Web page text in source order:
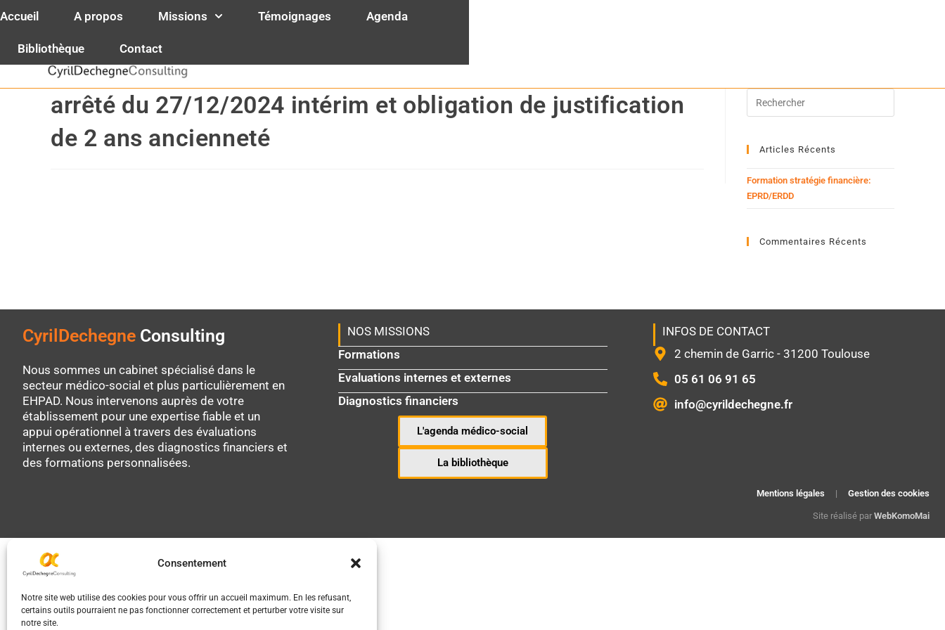
Consentement
Notre site web utilise des cookies pour vous offrir un accueil maximum. En les refusant,
certains outils pourraient ne pas fonctionner correctement et perturber votre visite sur
notre site.
principal
Accueil A propos Missions Témoignages Agenda
Bibliothèque Contact
arrêté du 27/12/2024 intérim et obligation de justification
de 2 ans ancienneté
Articles Récents
Formation stratégie financière:
EPRD/ERDD
Commentaires Récents
CyrilDechegne Consulting
Nous sommes un cabinet spécialisé dans le
secteur médico-social et plus particulièrement en
EHPAD. Nous intervenons auprès de votre
établissement pour une expertise fiable et un
appui opérationnel à travers des évaluations
internes ou externes, des diagnostics financiers et
des formations personnalisées.
NOS MISSIONS
Formations
Evaluations internes et externes
Diagnostics financiers
L'agenda médico-social
La bibliothèque
INFOS DE CONTACT
2 chemin de Garric - 31200 Toulouse
05 61 06 91 65
info@cyrildechegne.fr
Mentions légales | Gestion des cookies
Site réalisé par WebKomoMai